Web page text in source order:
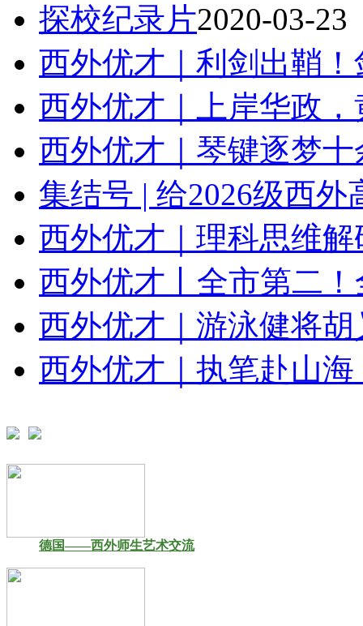
探校纪录片2020-03-23
西外优才｜利剑出鞘
西外优才｜上岸华政，
西外优才｜琴键逐梦
集结号 | 给2026级西外
西外优才｜理科思维解
西外优才丨全市第二
西外优才｜游泳健将
西外优才｜执笔赴山海
德国——西外师生艺术交流